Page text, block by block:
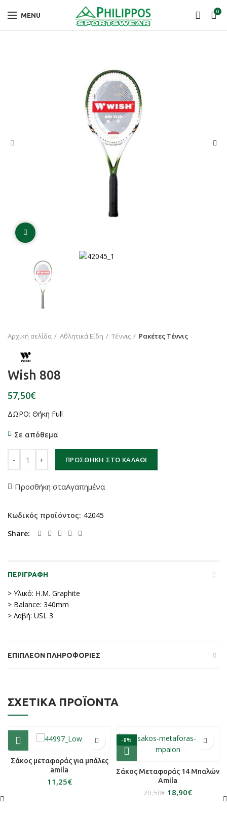
MENU 0
Αρχική σελίδα Αθλητικά Είδη Τέννις Ρακέτες Τέννις
Wish 808
€
ΔΩΡΟ: Θήκη Full
Σε απόθεμα
ΠΡΟΣΘΉΚΗ ΣΤΟ ΚΑΛΆΘΙ
Προσθήκη σταΑγαπημένα
Κωδικός προϊόντος: 42045
Share
ΠΕΡΙΓΡΑΦΉ
> Υλικό: H.M. Graphite
> Balance: 340mm
> Λαβή: USL 3
ΕΠΙΠΛΈΟΝ ΠΛΗΡΟΦΟΡΊΕΣ
ΣΧΕΤΙΚΆ ΠΡΟΪΌΝΤΑ
Σάκος μεταφοράς για μπάλες
amila
€
-8%
Σάκος Μεταφοράς 14 Μπαλών
Amila
20,50€ 18,90€